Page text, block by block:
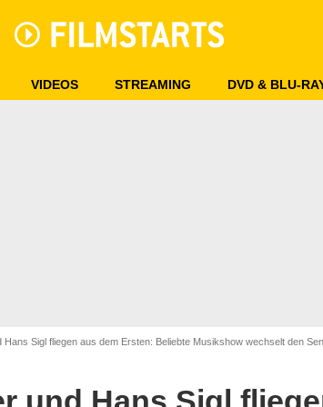
VIDEOS STREAMING DVD & BLU-
Hans Sigl fliegen aus dem Ersten: Beliebte Musikshow wechselt den